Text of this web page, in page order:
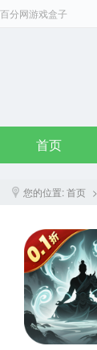
百分网游戏盒子
首页
您的位置:首页 >